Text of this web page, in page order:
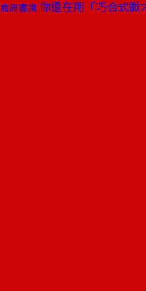
商周書摘 你還在用「巧合式徵